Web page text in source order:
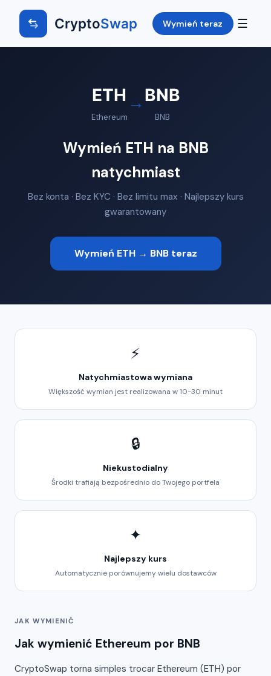
CryptoSwap Wymień teraz ☰
ETH
Ethereum
→BNB
BNB
Wymień ETH na BNB
natychmiast
Bez konta · Bez KYC · Bez limitu max · Najlepszy kurs
gwarantowany
Wymień ETH → BNB teraz
⚡
Natychmiastowa wymiana
Większość wymian jest realizowana w 10-30 minut
🔒
Niekustodialny
Środki trafiają bezpośrednio do Twojego portfela
✦
Najlepszy kurs
Automatycznie porównujemy wielu dostawców
JAK WYMIENIĆ
Jak wymienić Ethereum por BNB
CryptoSwap torna simples trocar Ethereum (ETH) por